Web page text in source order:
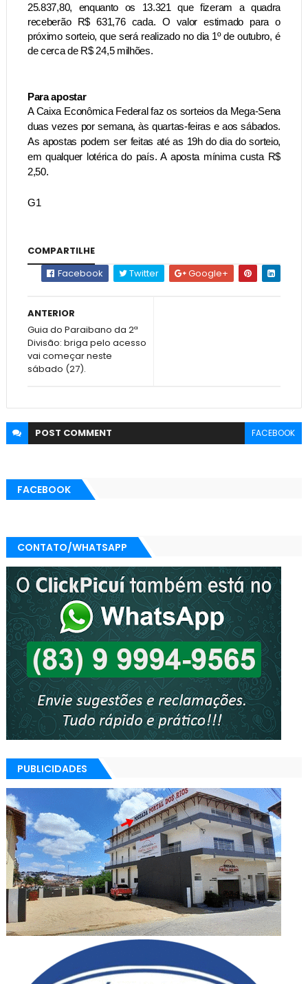
25.837,80, enquanto os 13.321 que fizeram a quadra
receberão R$ 631,76 cada. O valor estimado para o
próximo sorteio, que será realizado no dia 1º de outubro, é
de cerca de R$ 24,5 milhões.
Para apostar
A Caixa Econômica Federal faz os sorteios da Mega-Sena
duas vezes por semana, às quartas-feiras e aos sábados.
As apostas podem ser feitas até as 19h do dia do sorteio,
em qualquer lotérica do país. A aposta mínima custa R$
2,50.
G1
COMPARTILHE
Facebook
Twitter Google+
ANTERIOR
Guia do Paraibano da 2ª
Divisão: briga pelo acesso
vai começar neste
sábado (27).
POST COMMENT FACEBOOK
FACEBOOK
CONTATO/WHATSAPP
PUBLICIDADES